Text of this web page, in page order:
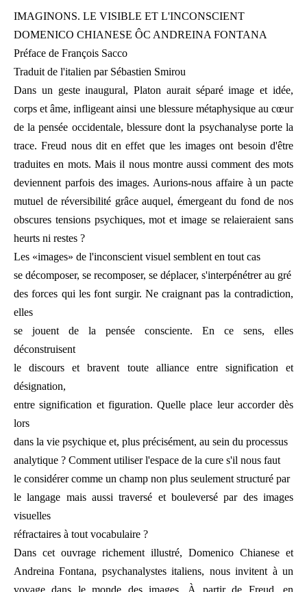
IMAGINONS. LE VISIBLE ET L'INCONSCIENT
DOMENICO CHIANESE ÔC ANDREINA FONTANA
Préface de François Sacco
Traduit de l'italien par Sébastien Smirou
Dans un geste inaugural, Platon aurait séparé image et idée,
corps et âme, infligeant ainsi une blessure métaphysique au cœur
de la pensée occidentale, blessure dont la psychanalyse porte la
trace. Freud nous dit en effet que les images ont besoin d'être
traduites en mots. Mais il nous montre aussi comment des mots
deviennent parfois des images. Aurions-nous affaire à un pacte
mutuel de réversibilité grâce auquel, émergeant du fond de nos
obscures tensions psychiques, mot et image se relaieraient sans
heurts ni restes ?
Les «images» de l'inconscient visuel semblent en tout cas
se décomposer, se recomposer, se déplacer, s'interpénétrer au gré
des forces qui les font surgir. Ne craignant pas la contradiction,
elles
se jouent de la pensée consciente. En ce sens, elles
déconstruisent
le discours et bravent toute alliance entre signification et
désignation,
entre signification et figuration. Quelle place leur accorder dès
lors
dans la vie psychique et, plus précisément, au sein du processus
analytique ? Comment utiliser l'espace de la cure s'il nous faut
le considérer comme un champ non plus seulement structuré par
le langage mais aussi traversé et bouleversé par des images
visuelles
réfractaires à tout vocabulaire ?
Dans cet ouvrage richement illustré, Domenico Chianese et
Andreina Fontana, psychanalystes italiens, nous invitent à un
voyage dans le monde des images. À partir de Freud, en